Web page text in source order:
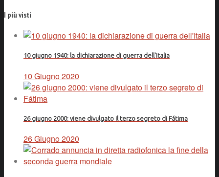
I più visti
10 giugno 1940: la dichiarazione di guerra dell'Italia
10 Giugno 2020
26 giugno 2000: viene divulgato il terzo segreto di Fátima
26 Giugno 2020